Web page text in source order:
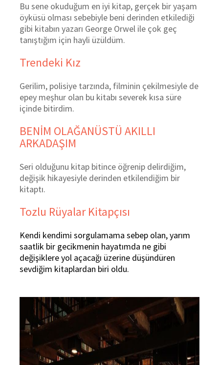
Bu sene okuduğum en iyi kitap, gerçek bir yaşam
öyküsü olması sebebiyle beni derinden etkilediği
gibi kitabın yazarı George Orwel ile çok geç
tanıştığım için hayli üzüldüm.
Trendeki Kız
Gerilim, polisiye tarzında, filminin çekilmesiyle de
epey meşhur olan bu kitabı severek kısa süre
içinde bitirdim.
BENİM OLAĞANÜSTÜ AKILLI
ARKADAŞIM
Seri olduğunu kitap bitince öğrenip delirdiğim,
değişik hikayesiyle derinden etkilendiğim bir
kitaptı.
Tozlu Rüyalar Kitapçısı
Kendi kendimi sorgulamama sebep olan, yarım
saatlik bir gecikmenin hayatımda ne gibi
değişiklere yol açacağı üzerine düşündüren
sevdiğim kitaplardan biri oldu.